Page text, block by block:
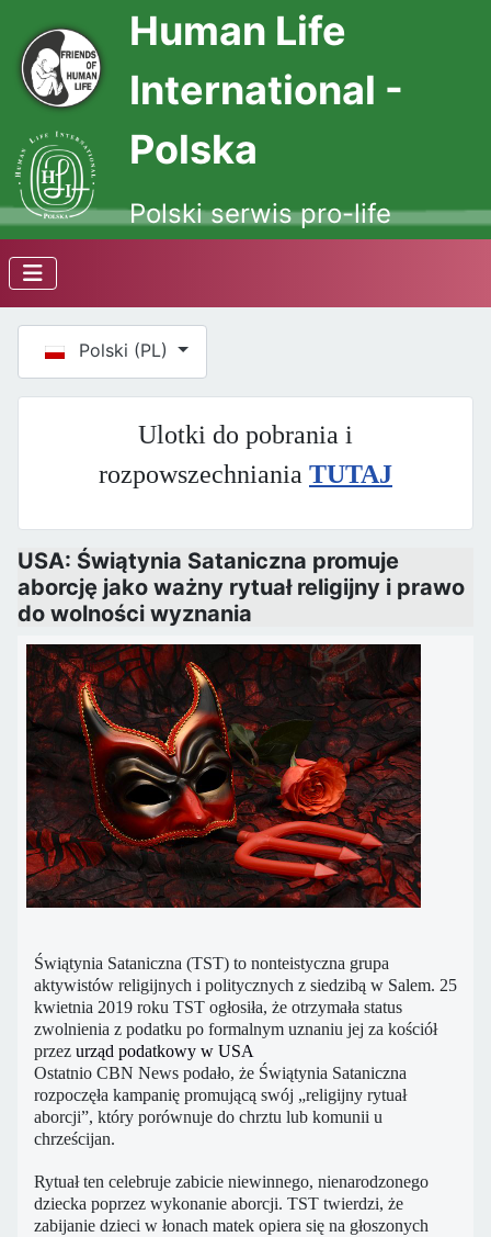
Human Life
International -
Polska
Polski serwis pro-life
Wybierz swój język
Polski (PL)
Ulotki do pobrania i
rozpowszechniania TUTAJ
USA: Świątynia Sataniczna promuje
aborcję jako ważny rytuał religijny i prawo
do wolności wyznania
Świątynia Sataniczna (TST) to nonteistyczna grupa
aktywistów religijnych i politycznych z siedzibą w Salem. 25
kwietnia 2019 roku TST ogłosiła, że otrzymała status
zwolnienia z podatku po formalnym uznaniu jej za kościół
przez urząd podatkowy w USA
Ostatnio CBN News podało, że Świątynia Sataniczna
rozpoczęła kampanię promującą swój „religijny rytuał
aborcji”, który porównuje do chrztu lub komunii u
chrześcijan.
Rytuał ten celebruje zabicie niewinnego, nienarodzonego
dziecka poprzez wykonanie aborcji. TST twierdzi, że
zabijanie dzieci w łonach matek opiera się na głoszonych